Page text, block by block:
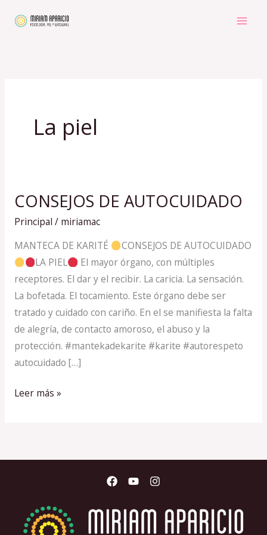
La piel
CONSEJOS DE AUTOCUIDADO
Principal / miriamac
MANTECA DE KARITÉ
CONSEJOS DE AUTOCUIDADO
LA PIEL
El mayor órgano, con múltiples
receptores. El dar y el recibir. La caricia. La sensación.
La bofetada. El tocamiento. Este órgano debe ser
tratado y cuidado con cariño. En el se manifiesta la falta
de alegría, de contacto amoroso, el abuso y la
protección. #mantekadekarite #karite #autorespeto
autocuidado […]
CONSEJOS
DE
AUTOCUIDADO
Leer más »